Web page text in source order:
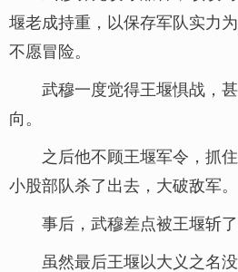
堰老成持重，以保存军队实力
不愿冒险。
武穆一度觉得王堰惧战，
向。
之后他不顾王堰军令，抓
小股部队杀了出去，大破敌军。
事后，武穆差点被王堰斩了
虽然最后王堰以大义之名